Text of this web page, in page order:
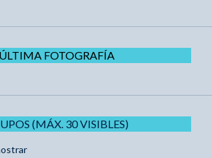
ÚLTIMA FOTOGRAFÍA
(MÁX. 30 VISIBLES)